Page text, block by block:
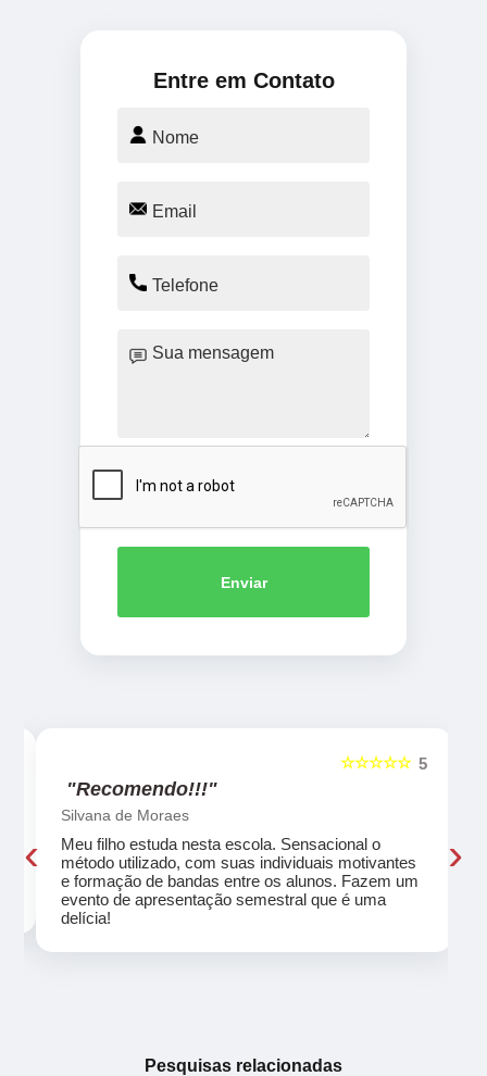
Entre em Contato
Enviar
5
☆☆☆☆☆
"Recomendo!!!"
Silvana de Moraes
Meu filho estuda nesta escola. Sensacional o
método utilizado, com suas individuais motivantes
e formação de bandas entre os alunos. Fazem um
evento de apresentação semestral que é uma
delícia!
‹ ›
Pesquisas relacionadas